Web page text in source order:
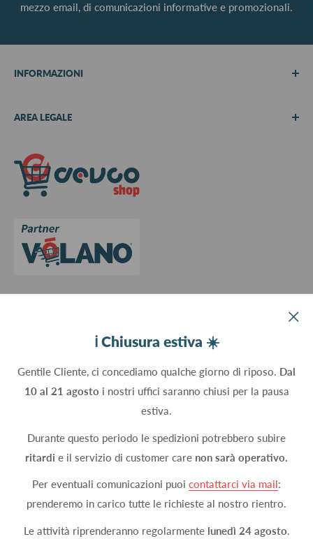
ℹ️ Chiusura estiva ☀️
Gentile Cliente, ci concediamo qualche giorno di riposo. Dal
10 al 21 agosto i nostri uffici saranno chiusi per la pausa
estiva.
Durante questo periodo le spedizioni potrebbero subire
ritardi e il servizio di customer care non sarà operativo.
Per eventuali comunicazioni puoi contattarci via mail:
prenderemo in carico tutte le richieste al nostro rientro.
Le attività riprenderanno regolarmente lunedì 24 agosto
mezzo email, di comunicazioni informative e promozionali.
INFORMAZIONI
Metodi di pagamento
Richiedi preventivo
Contattaci
AREA LEGALE
Informativa su resi e rimborsi
Privacy Policy
Aggiorna le preferenze sui cookie
C.Fisc. P.IVA 09934830960
Seguici
Accettiamo
© 2026 DEVCOshop